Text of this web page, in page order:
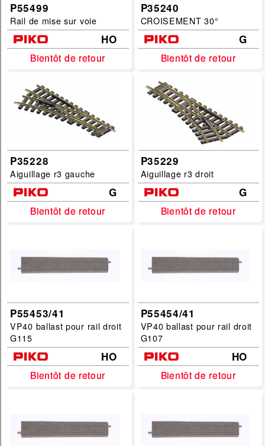
Categories :
Echelles :
G
HO
filtrer
P55499
Rail de mise sur voie
HO
Bientôt de retour
Bientôt de retour
P35240
CROISEMENT 30°
G
Bientôt de retour
Bientôt de retour
P35228
Aiguillage r3 gauche
G
Bientôt de retour
Bientôt de retour
P35229
Aiguillage r3 droit
G
Bientôt de retour
Bientôt de retour
P55453/41
VP40 ballast pour rail droit
G115
HO
Bientôt de retour
Bientôt de retour
P55454/41
VP40 ballast pour rail droit
G107
HO
Bientôt de retour
Bientôt de retour